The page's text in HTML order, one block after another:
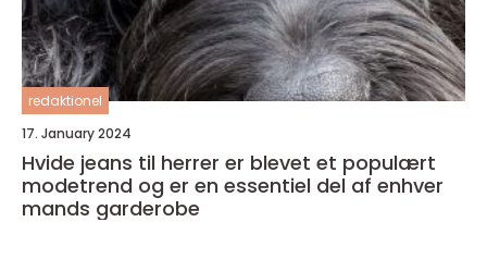
redaktionel
17. January 2024
Hvide jeans til herrer er blevet et populært
modetrend og er en essentiel del af enhver
mands garderobe